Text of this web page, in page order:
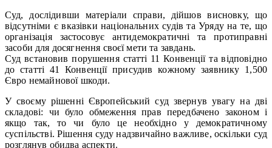
Суд, дослідивши матеріали справи, дійшов висновку, що
відсутніми є вказівки національних судів та Уряду на те, що
організація застосовує антидемократичні та протиправні
засоби для досягнення своєї мети та завдань.
Суд встановив порушення статті 11 Конвенції та відповідно
до статті 41 Конвенції присудив кожному заявнику 1,500
Євро немайнової шкоди.
У своєму рішенні Європейський суд звернув увагу на дві
складові: чи було обмеження прав передбачено законом і
якщо так, то чи було це необхідно у демократичному
суспільстві. Рішення суду надзвичайно важливе, оскільки суд
розглянув обидва аспекти.